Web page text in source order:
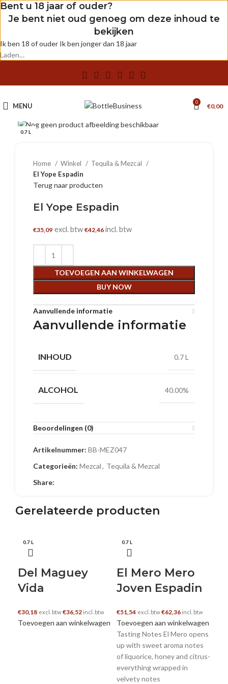
Bent u 18 jaar of ouder?
Je bent niet oud genoeg om deze inhoud te
bekijken
Ik ben 18 of ouder Ik ben jonger dan 18 jaar
Laden…
MENU 0 €0,00
0.7 L
Home Winkel
Tequila & Mezcal
El Yope Espadin
Terug naar producten
El Yope Espadin
€35,09 excl. btw €42,46 incl. btw
TOEVOEGEN AAN WINKELWAGEN
BUY NOW
Aanvullende informatie
Aanvullende informatie
INHOUD 0.7 L
ALCOHOL 40.00%
Beoordelingen (0)
Artikelnummer: BB-MEZ047
Categorieën: Mezcal, Tequila & Mezcal
Share:
Gerelateerde producten
0.7 L
Del Maguey
Vida
€30,18 excl. btw€36,52 incl. btw
Toevoegen aan winkelwagen
0.7 L
El Mero Mero
Joven Espadin
€51,54 excl. btw€62,36 incl. btw
Toevoegen aan winkelwagen
Tasting Notes El Mero opens
up with sweet aroma notes
of liquorice, honey and citrus-
everything wrapped in
velvety notes